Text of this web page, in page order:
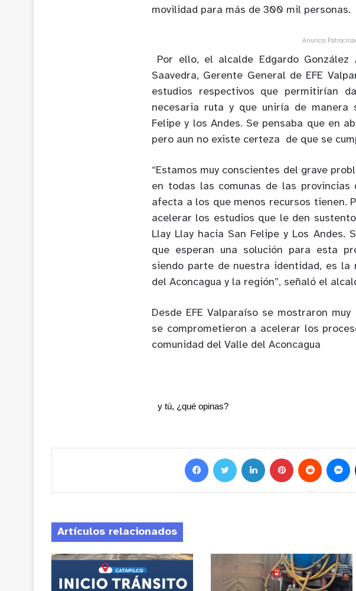
movilidad para más de 300 mil personas.
Anuncio
Por ello, el alcalde Edgardo
Saavedra, Gerente General de EFE
estudios respectivos que permitirían
necesaria ruta y que uniría de manera
Felipe y los Andes. Se pensaba que en
pero aun no existe certeza de que se
“Estamos muy conscientes del grave
en todas las comunas de las provincias
afecta a los que menos recursos tienen.
acelerar los estudios que le den
Llay Llay hacia San Felipe y Los Andes.
que esperan una solución para esta
siendo parte de nuestra identidad, es la
del Aconcagua y la región”, señaló el
Desde EFE Valparaíso se mostraron
se comprometieron a acelerar los
comunidad del Valle del Aconcagua
y tú, ¿qué opinas?
Artículos relacionados